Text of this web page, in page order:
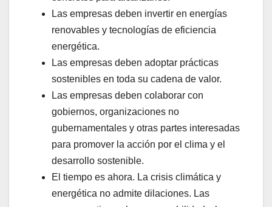
Las empresas deben invertir en energías
renovables y tecnologías de eficiencia
energética.
Las empresas deben adoptar prácticas
sostenibles en toda su cadena de valor.
Las empresas deben colaborar con
gobiernos, organizaciones no
gubernamentales y otras partes interesadas
para promover la acción por el clima y el
desarrollo sostenible.
El tiempo es ahora. La crisis climática y
energética no admite dilaciones. Las